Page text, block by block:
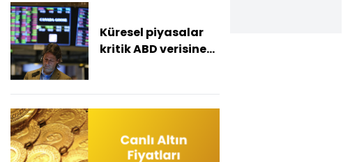
Küresel piyasalar
kritik ABD verisine